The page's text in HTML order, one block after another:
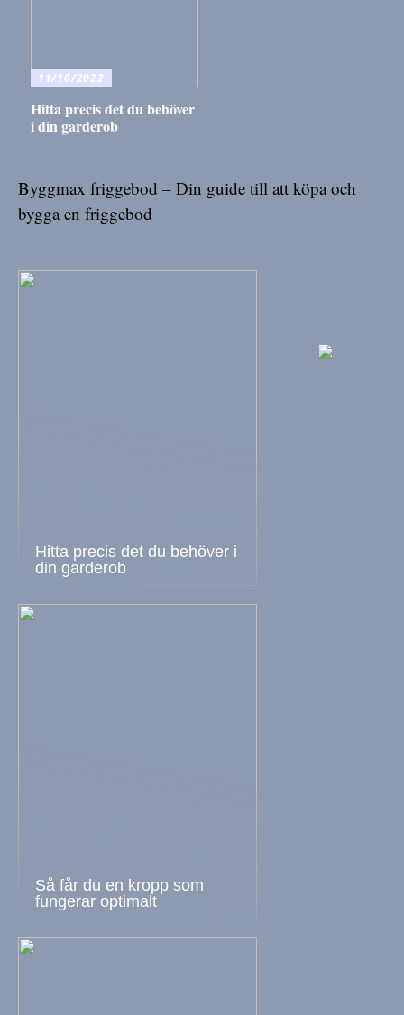
11/10/2022
Hitta precis det du behöver
i din garderob
Byggmax friggebod – Din guide till att köpa och
bygga en friggebod
Hitta precis det du behöver i
din garderob
Så får du en kropp som
fungerar optimalt